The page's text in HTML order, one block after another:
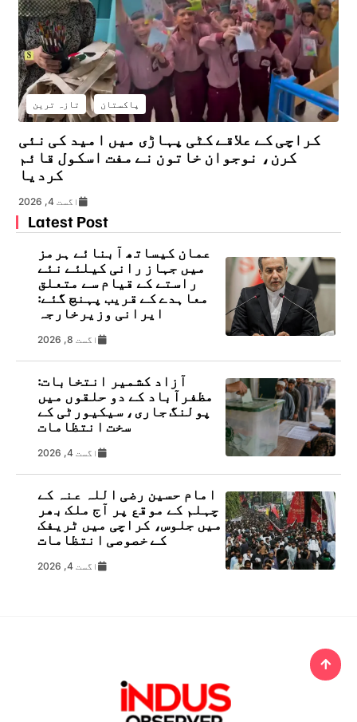
پاکستان تازہ ترین
کراچی کے علاقے کٹی پہاڑی میں امید کی نئی
کرن، نوجوان خاتون نے مفت اسکول قائم
کردیا
اگست 4, 2026
Latest Post
عمان کیساتھ آبنائے ہرمز
میں جہاز رانی کیلئے نئے
راستے کے قیام سے متعلق
معاہدے کے قریب پہنچ گئے:
ایرانی وزیرخارجہ
اگست 8, 2026
آزاد کشمیر انتخابات:
مظفرآباد کے دو حلقوں میں
پولنگ جاری، سیکیورٹی کے
سخت انتظامات
اگست 4, 2026
امام حسین رضی اللہ عنہ کے
چہلم کے موقع پر آج ملک بھر
میں جلوس، کراچی میں ٹریفک
کے خصوصی انتظامات
اگست 4, 2026